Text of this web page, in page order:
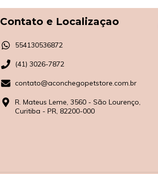
Contato e Localizaçao
554130536872
(41) 3026-7872
contato@aconchegopetstore.com.br
R. Mateus Leme, 3560 - São Lourenço,
Curitiba - PR, 82200-000